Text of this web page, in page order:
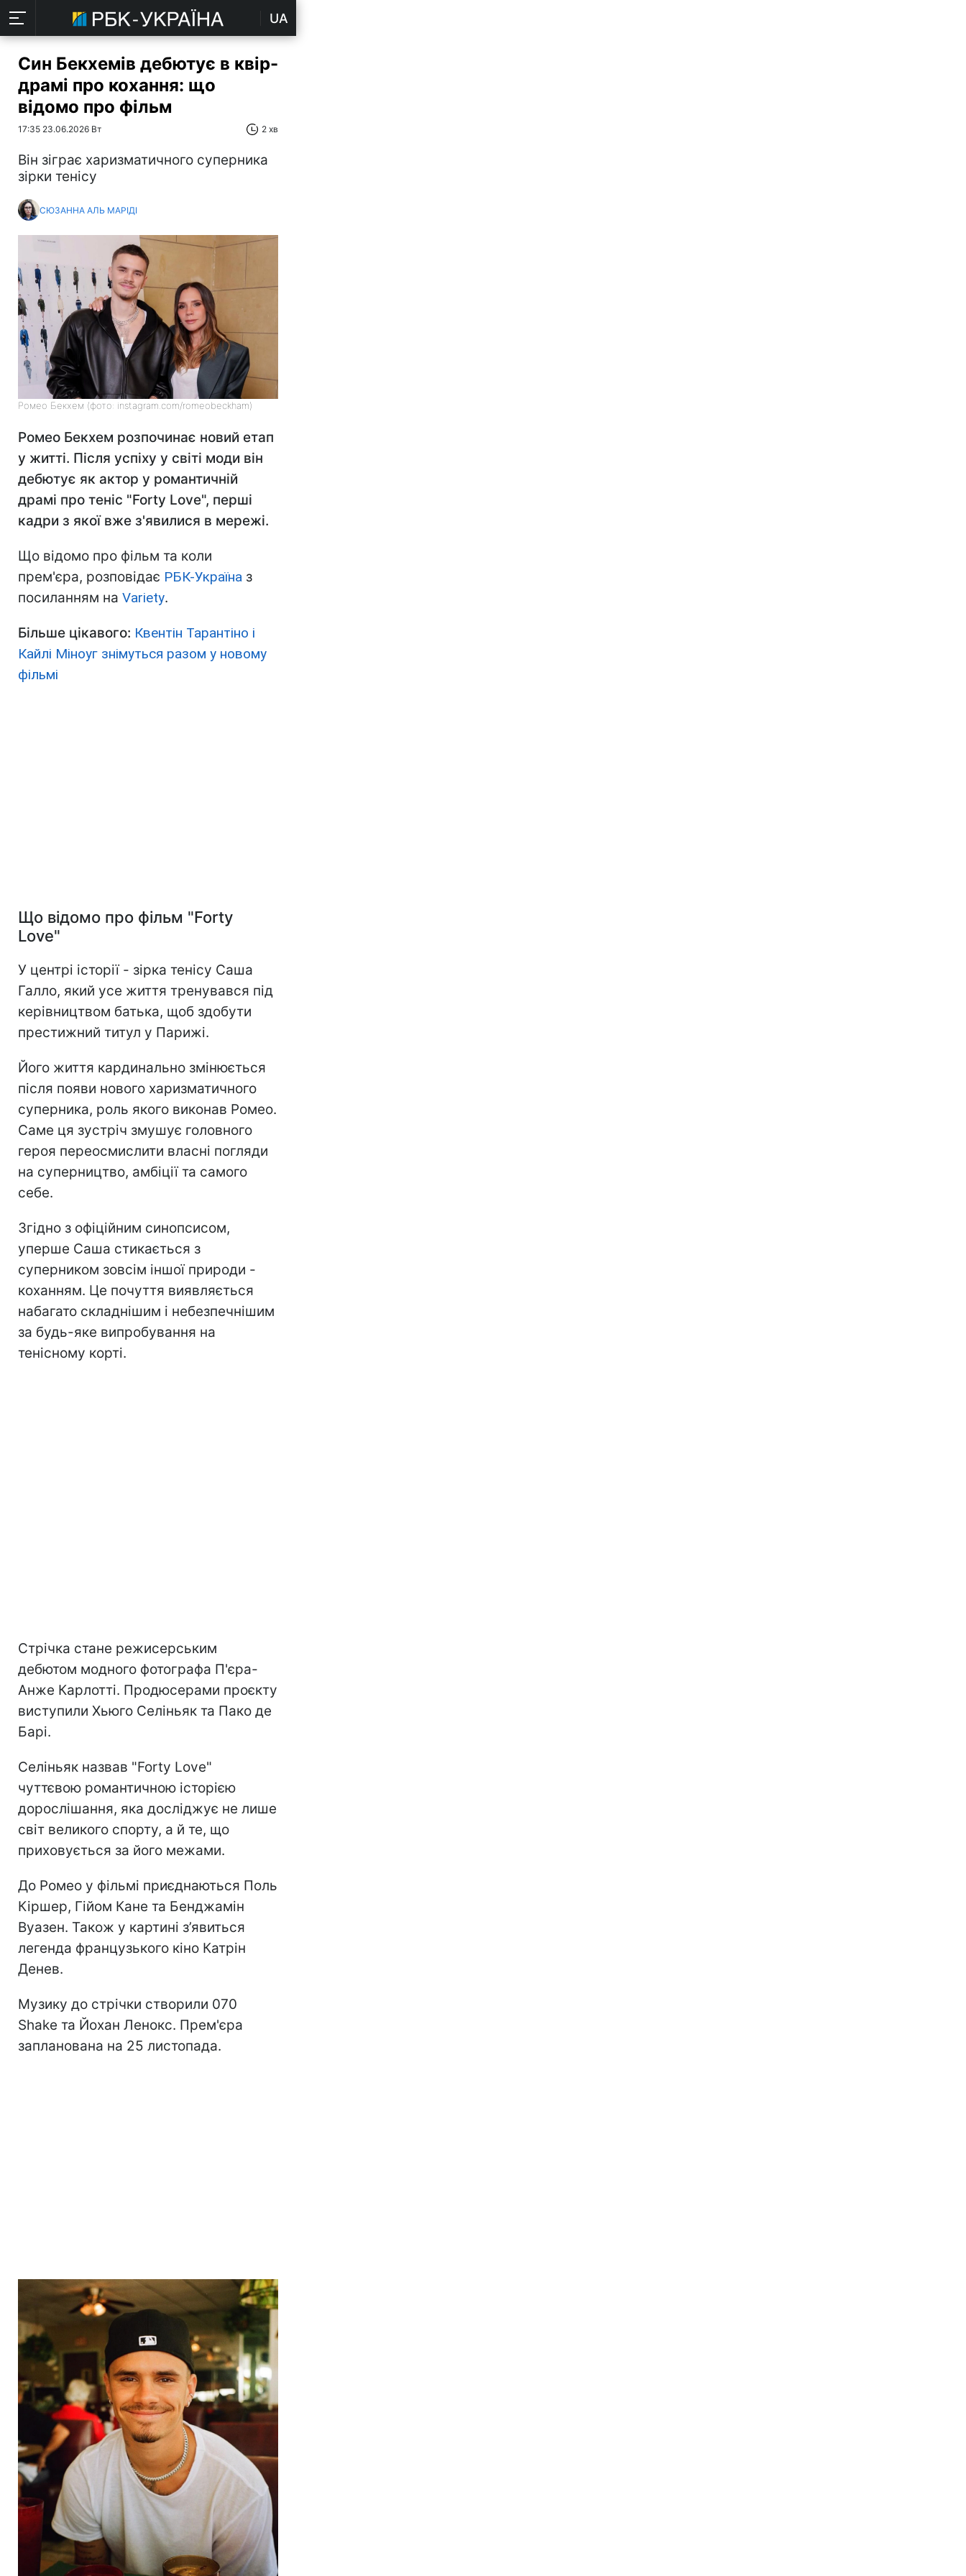
UA
Син Бекхемів дебютує в квір-
драмі про кохання: що
відомо про фільм
17:35 23.06.2026 Вт 2 хв
Він зіграє харизматичного суперника
зірки тенісу
СЮЗАННА АЛЬ МАРІДІ
Ромео Бекхем (фото: instagram.com/romeobeckham)
Ромео Бекхем розпочинає новий етап
у житті. Після успіху у світі моди він
дебютує як актор у романтичній
драмі про теніс "Forty Love", перші
кадри з якої вже з'явилися в мережі.
Що відомо про фільм та коли
прем'єра, розповідає РБК-Україна з
посиланням на Variety.
Більше цікавого: Квентін Тарантіно і
Кайлі Міноуг знімуться разом у новому
фільмі
Що відомо про фільм "Forty
Love"
У центрі історії - зірка тенісу Саша
Галло, який усе життя тренувався під
керівництвом батька, щоб здобути
престижний титул у Парижі.
Його життя кардинально змінюється
після появи нового харизматичного
суперника, роль якого виконав Ромео.
Саме ця зустріч змушує головного
героя переосмислити власні погляди
на суперництво, амбіції та самого
себе.
Згідно з офіційним синопсисом,
уперше Саша стикається з
суперником зовсім іншої природи -
коханням. Це почуття виявляється
набагато складнішим і небезпечнішим
за будь-яке випробування на
тенісному корті.
Стрічка стане режисерським
дебютом модного фотографа П'єра-
Анже Карлотті. Продюсерами проєкту
виступили Хьюго Селіньяк та Пако де
Барі.
Селіньяк назвав "Forty Love"
чуттєвою романтичною історією
дорослішання, яка досліджує не лише
світ великого спорту, а й те, що
приховується за його межами.
До Ромео у фільмі приєднаються Поль
Кіршер, Гійом Кане та Бенджамін
Вуазен. Також у картині з’явиться
легенда французького кіно Катрін
Денев.
Музику до стрічки створили 070
Shake та Йохан Ленокс. Прем'єра
запланована на 25 листопада.